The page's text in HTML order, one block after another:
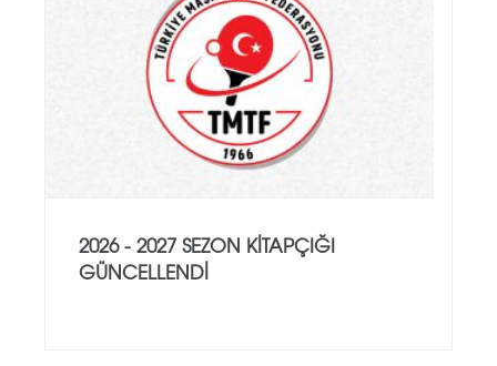
2026 - 2027 SEZON KITAPÇIĞI
GÜNCELLENDI